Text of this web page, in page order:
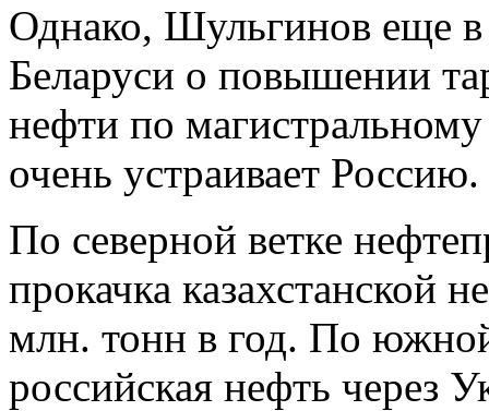
Однако, Шульгинов еще
Беларуси о повышении
нефти по
очень устраивает Россию.
По северной ветке
прокачка казахстанской
млн. тонн в год. По южной
российская нефть через